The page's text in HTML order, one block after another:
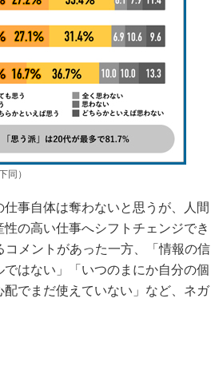
同）
事自体は奪わないと思うが、人間
の高い仕事へシフトチェンジでき
メントがあった一方、「情報の信
はない」「いつのまにか自分の個
でまだ使えていない」など、ネガ